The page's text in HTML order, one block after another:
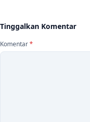
Tinggalkan Komentar
Komentar*